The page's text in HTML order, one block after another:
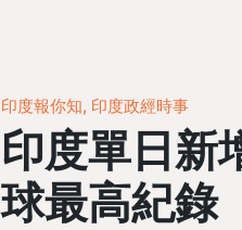
印度報你知, 印度政經時事
印度單日新
球最高紀錄